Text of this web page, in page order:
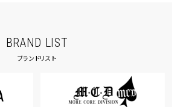
BRAND LIST
ブランドリスト